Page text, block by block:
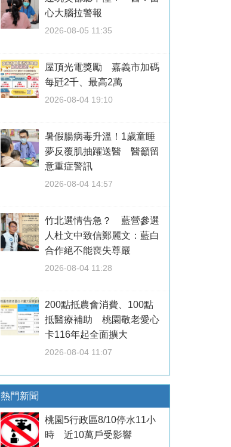
心大腦拉警報
2026-08-05 11:35
屋頂光電獎勵 嘉義市加碼
每瓩2千、最高2萬
2026-08-04 19:10
暑假腸病毒升溫！1歲童睡
夢反覆肌抽躍送醫 醫籲留
意重症警訊
2026-08-04 14:57
竹北選情告急？ 藍營參選
人杜文中致信鄭麗文：藍白
合作絕不能喪失尊嚴
2026-08-04 11:28
200點抵農會消費、100點
抵醫療補助 桃園敬老愛心
卡116年起全面擴大
2026-08-04 11:07
熱門新聞
桃園5行政區8/10停水11小
時 近10萬戶受影響